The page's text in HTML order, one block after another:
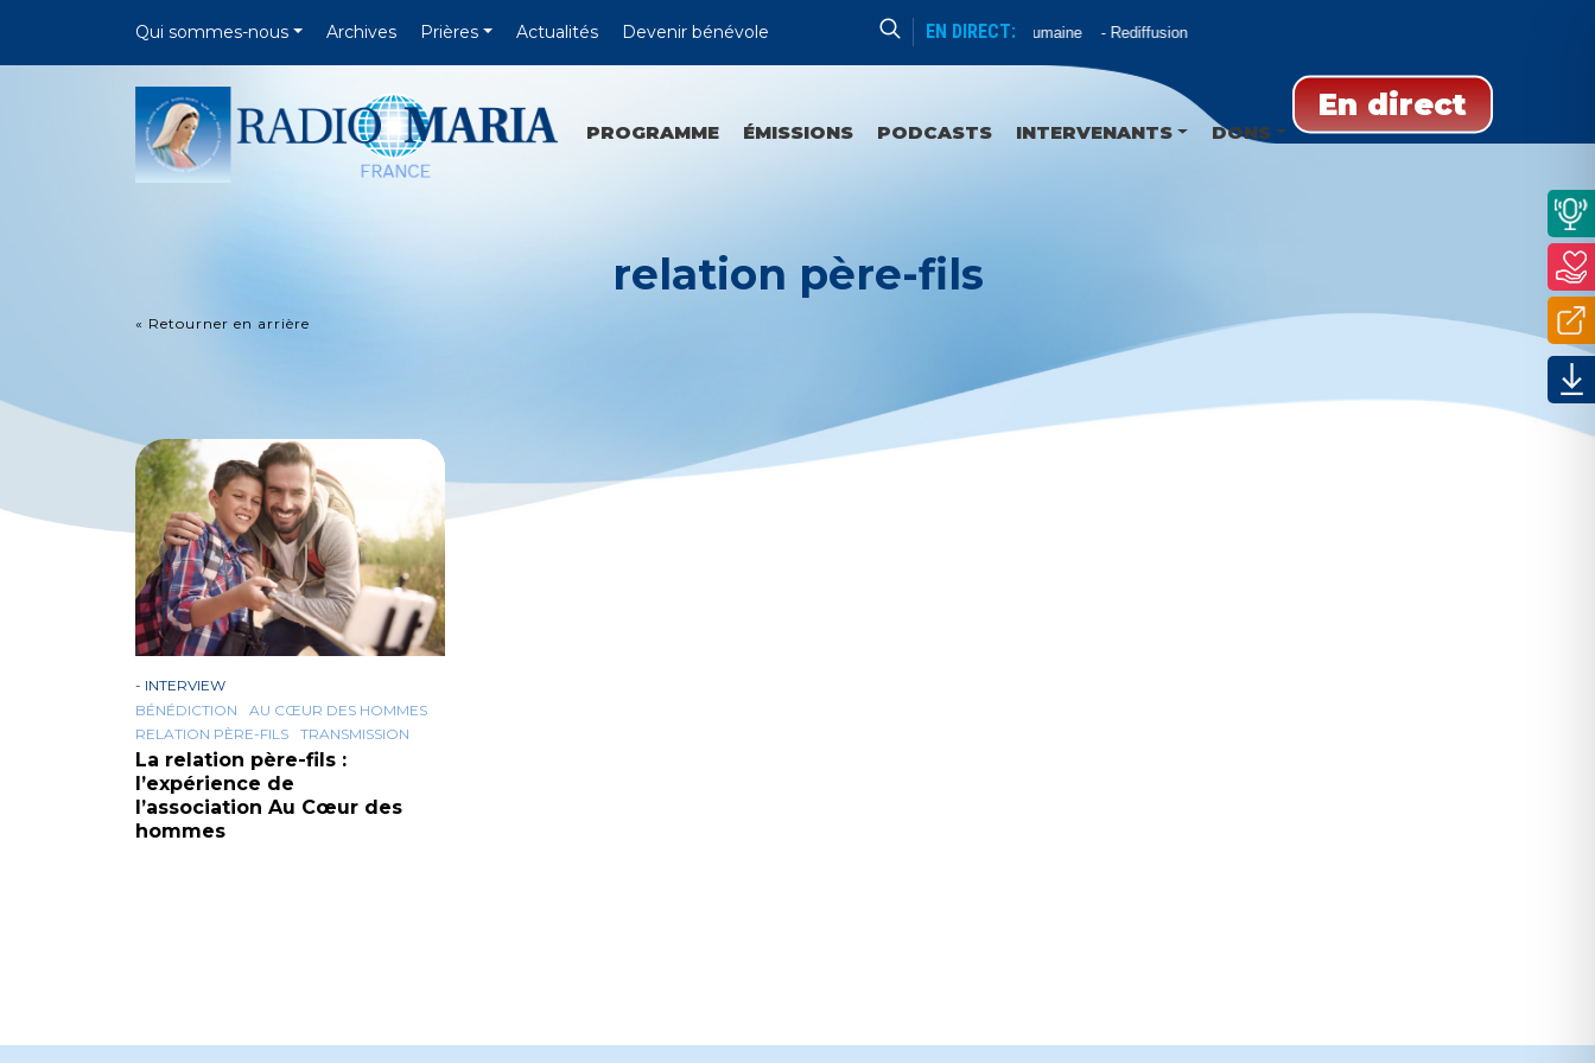
Qui sommes-nous Archives Prières Actualités Devenir bénévole EN DIRECT:
Formation Humaine Rediffusion
En direct
PROGRAMME ÉMISSIONS PODCASTS INTERVENANTS DONS
relation père-fils
« Retourner en arrière
- INTERVIEW
BÉNÉDICTION
AU CŒUR DES HOMMES
RELATION PÈRE-FILS
TRANSMISSION
La relation père-fils :
l’expérience de
l’association Au Cœur des
hommes